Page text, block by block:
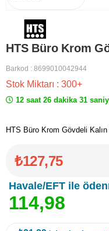
HTS Büro Krom
Barkod : 8699010042944
Stok Miktarı : 300+
12 saat 26 dakika 31
HTS Büro Krom Gövdeli
₺127,75
Havale/EFT ile
114,98